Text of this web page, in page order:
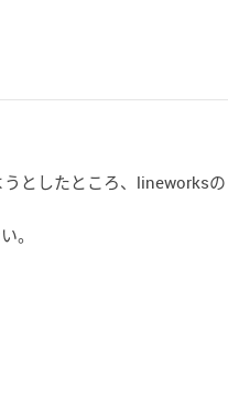
としたところ、lineworks
。